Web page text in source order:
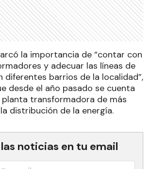
la importancia de “contar con
y adecuar las líneas de
diferentes barrios de la localidad”,
desde el año pasado se cuenta
planta transformadora de más
distribución de la energía.
noticias en tu email